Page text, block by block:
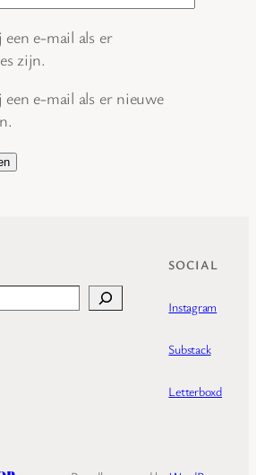
e-mail als er
zijn.
e-mail als er nieuwe
SOCIAL
Instagram
Substack
Letterboxd